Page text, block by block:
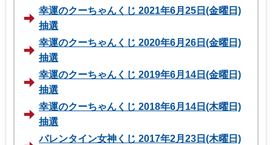
幸運のクーちゃんくじ 2021年6月25日(金曜日)
抽選
幸運のクーちゃんくじ 2020年6月26日(金曜日)
抽選
幸運のクーちゃんくじ 2019年6月14日(金曜日)
抽選
幸運のクーちゃんくじ 2018年6月14日(木曜日)
抽選
バレンタイン女神くじ 2017年2月23日(木曜日)